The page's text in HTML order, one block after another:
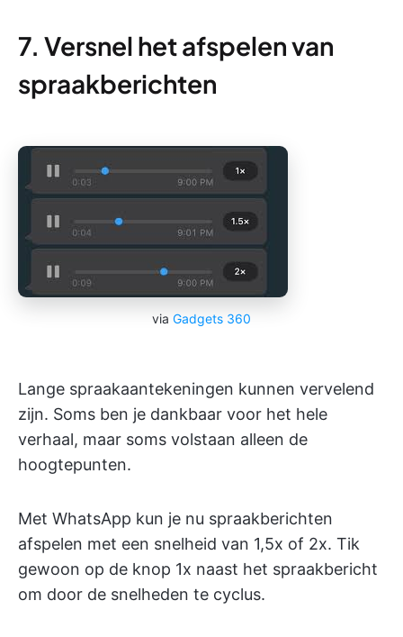
7. Versnel het afspelen van
spraakberichten
via Gadgets 360
Lange spraakaantekeningen kunnen vervelend
zijn. Soms ben je dankbaar voor het hele
verhaal, maar soms volstaan alleen de
hoogtepunten.
Met WhatsApp kun je nu spraakberichten
afspelen met een snelheid van 1,5x of 2x. Tik
gewoon op de knop 1x naast het spraakbericht
om door de snelheden te cyclus.